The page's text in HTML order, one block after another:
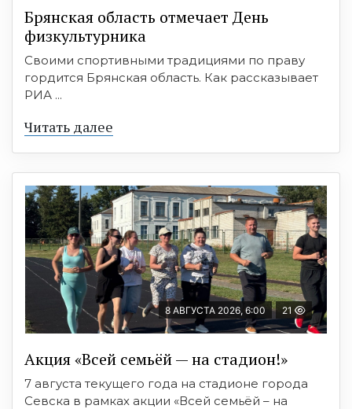
Брянская область отмечает День
физкультурника
Своими спортивными традициями по праву
гордится Брянская область. Как рассказывает
РИА ...
Читать далее
8 АВГУСТА 2026, 6:00 21
Акция «Всей семьёй — на стадион!»
7 августа текущего года на стадионе города
Севска в рамках акции «Всей семьёй – на